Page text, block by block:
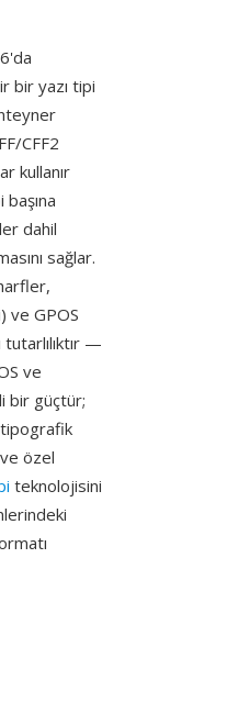
bir yazı tipi
CFF2
kullanır
dahil
sağlar.
ve GPOS
—
ve
bir güçtür;
tipografik
özel
teknolojisini